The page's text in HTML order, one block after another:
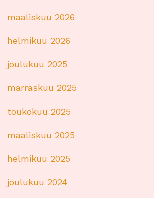
maaliskuu 2026
helmikuu 2026
joulukuu 2025
marraskuu 2025
toukokuu 2025
maaliskuu 2025
helmikuu 2025
joulukuu 2024